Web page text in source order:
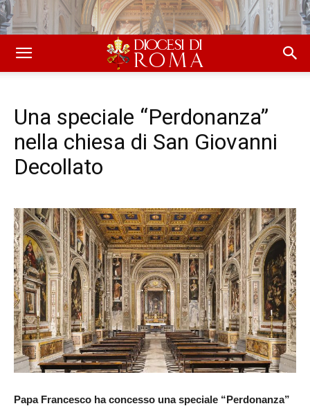
Una speciale “Perdonanza”
nella chiesa di San Giovanni
Decollato
Papa Francesco ha concesso una speciale “Perdonanza”